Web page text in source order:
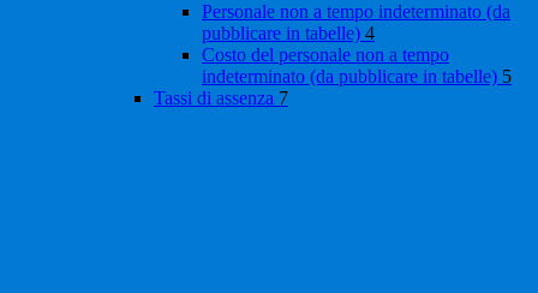
Personale non a tempo indeterminato (da
pubblicare in tabelle) 4
Costo del personale non a tempo
indeterminato (da pubblicare in tabelle) 5
Tassi di assenza 7